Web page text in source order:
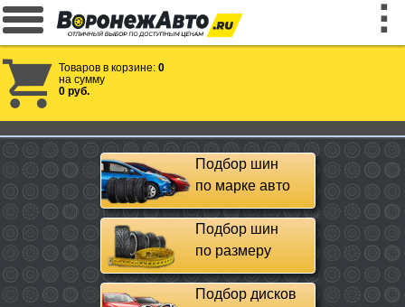
Товаров в корзине: 0
на сумму
0 руб.
Подбор шин
по марке авто
Подбор шин
по размеру
Подбор дисков